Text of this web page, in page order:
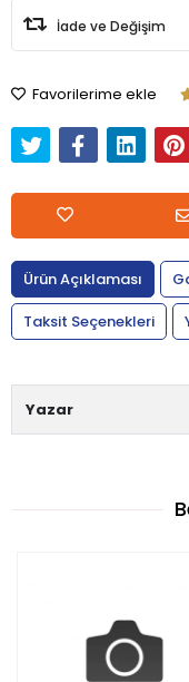
İade ve Değişim
Favorilerime ekle
Ürün Açıklaması
Taksit Seçenekleri
Yazar